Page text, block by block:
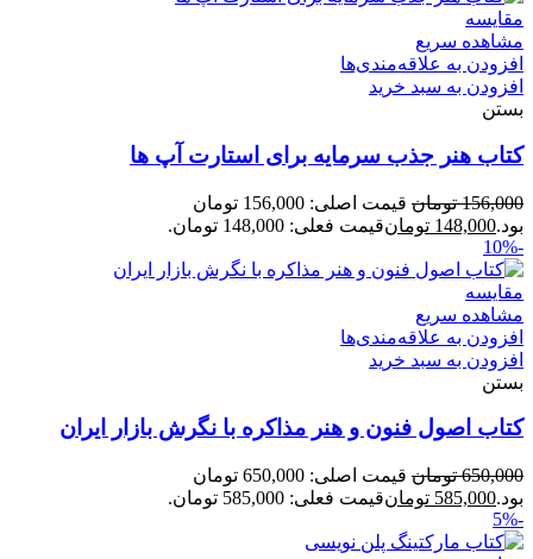
مقایسه
مشاهده سریع
افزودن به علاقه‌مندی‌ها
افزودن به سبد خرید
بستن
کتاب هنر جذب سرمایه برای استارت آپ ها
156,000 تومان
قیمت اصلی: 156,000 تومان
بود.148,000 تومانقیمت فعلی: 148,000 تومان.
-10%
مقایسه
مشاهده سریع
افزودن به علاقه‌مندی‌ها
افزودن به سبد خرید
بستن
کتاب اصول فنون و هنر مذاکره با نگرش بازار ایران
650,000 تومان
قیمت اصلی: 650,000 تومان
بود.585,000 تومانقیمت فعلی: 585,000 تومان.
-5%